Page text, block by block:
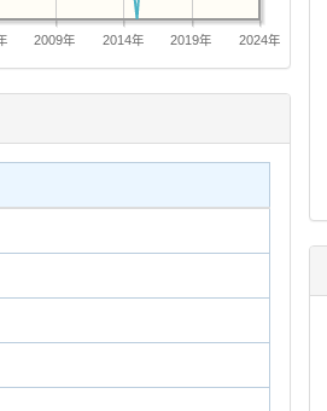
2009年 2014年 2019年 2024年